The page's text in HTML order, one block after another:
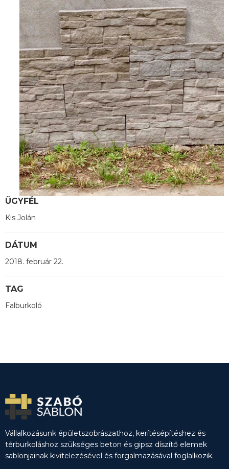
ÜGYFÉL
Kis Jolán
DÁTUM
2018. február 22.
TAG
Falburkoló
Vállalkozásunk épületszobrászathoz, kerítésépítéshez és
térburkoláshoz szükséges beton és gipsz díszítő elemek
sablonjainak kivitelezésével és forgalmazásával foglalkozik.